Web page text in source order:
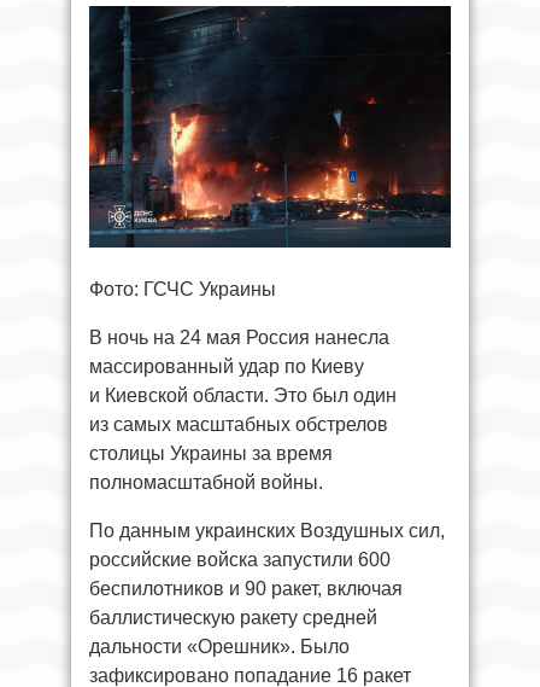
Фото: ГСЧС Украины
В ночь на 24 мая Россия нанесла
массированный удар по Киеву
и Киевской области. Это был один
из самых масштабных обстрелов
столицы Украины за время
полномасштабной войны.
По данным украинских Воздушных сил,
российские войска запустили 600
беспилотников и 90 ракет, включая
баллистическую ракету средней
дальности «Орешник». Было
зафиксировано попадание 16 ракет